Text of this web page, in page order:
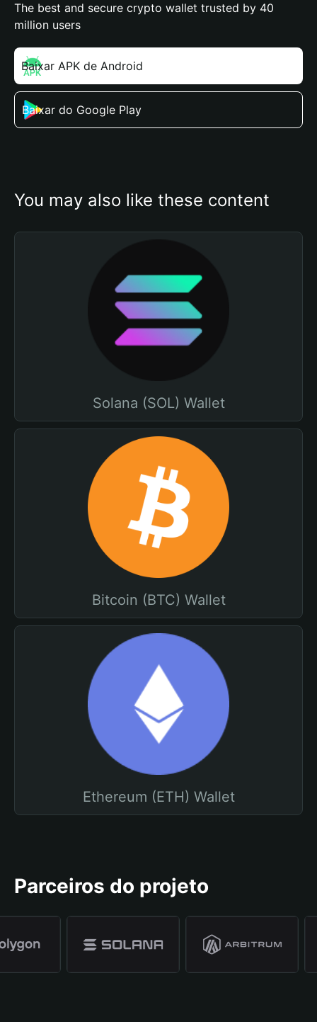
The best and secure crypto wallet trusted by 40
million users
Baixar APK de Android
Baixar do Google Play
You may also like these content
Solana (SOL) Wallet
Bitcoin (BTC) Wallet
Ethereum (ETH) Wallet
Parceiros do projeto